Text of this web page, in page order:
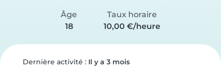
Âge
18
Taux horaire
10,00 €/heure
Dernière activité : Il y a 3 mois